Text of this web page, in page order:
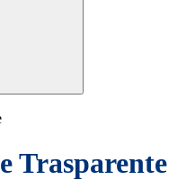
Trasparente